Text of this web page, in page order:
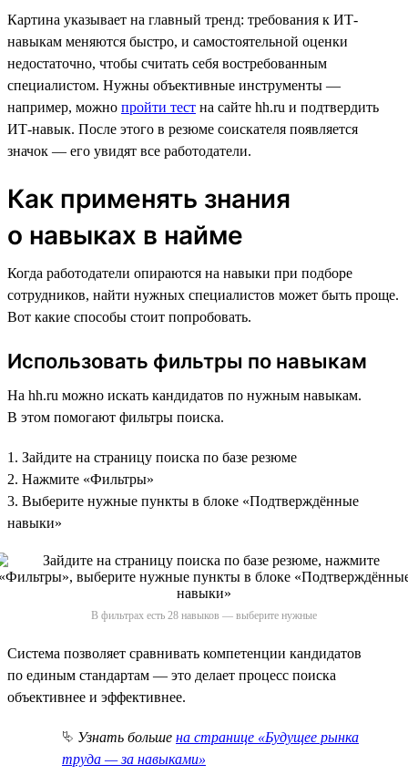
Картина указывает на главный тренд: требования к ИТ-
навыкам меняются быстро, и самостоятельной оценки
недостаточно, чтобы считать себя востребованным
специалистом. Нужны объективные инструменты —
например, можно пройти тест на сайте hh.ru и подтвердить
ИТ-навык. После этого в резюме соискателя появляется
значок — его увидят все работодатели.
Как применять знания
о навыках в найме
Когда работодатели опираются на навыки при подборе
сотрудников, найти нужных специалистов может быть проще.
Вот какие способы стоит попробовать.
Использовать фильтры по навыкам
На hh.ru можно искать кандидатов по нужным навыкам.
В этом помогают фильтры поиска.
1. Зайдите на страницу поиска по базе резюме
2. Нажмите «Фильтры»
3. Выберите нужные пункты в блоке «Подтверждённые
навыки»
В фильтрах есть 28 навыков — выберите нужные
Система позволяет сравнивать компетенции кандидатов
по единым стандартам — это делает процесс поиска
объективнее и эффективнее.
⮱ Узнать больше на странице «Будущее рынка
труда — за навыками»